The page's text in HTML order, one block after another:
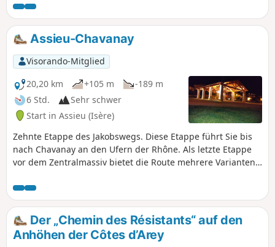
Pflanzen- und Baumsammlungen sowie einen Teich
bewundern, in dem alle Arten von bunten Enten
herumtollen. Er ist als „bemerkenswerter Garten”
klassifiziert und wurde ausgezeichnet.
Assieu-Chavanay
Visorando-Mitglied
20,20 km
+105 m
-189 m
6 Std.
Sehr schwer
Start in Assieu (Isère)
Zehnte Etappe des Jakobswegs. Diese Etappe führt Sie bis
nach Chavanay an den Ufern der Rhône. Als letzte Etappe
vor dem Zentralmassiv bietet die Route mehrere Varianten
Vereinigungen markierten Wegen. Bleiben Sie unbedingt
auf demGR®65, um unnötige Umwege zu vermeiden. Es ist
vielleicht nicht der angenehmste Abschnitt des Weges, aber
einige Abschnitte wie Condrieu sind einen Abstecher wert.
Der „Chemin des Résistants“ auf den
Anhöhen der Côtes d’Arey